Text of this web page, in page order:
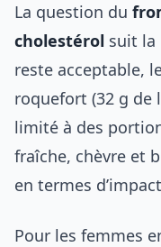
La question du
cholestérol suit la
reste acceptable,
roquefort (32 g de
limité à des
fraîche, chèvre et
en termes
Pour les femmes